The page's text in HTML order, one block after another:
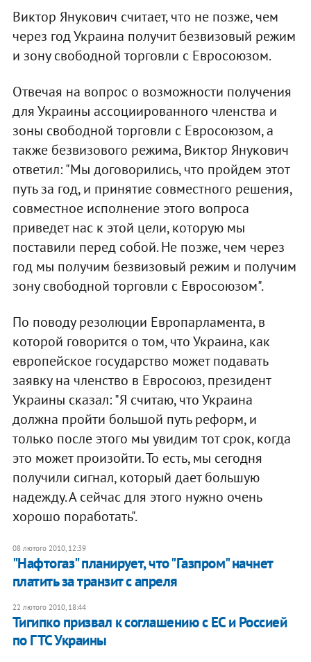
Виктор Янукович считает, что не позже, чем
через год Украина получит безвизовый режим
и зону свободной торговли с Евросоюзом.
Отвечая на вопрос о возможности получения
для Украины ассоциированного членства и
зоны свободной торговли с Евросоюзом, а
также безвизового режима, Виктор Янукович
ответил: "Мы договорились, что пройдем этот
путь за год, и принятие совместного решения,
совместное исполнение этого вопроса
приведет нас к этой цели, которую мы
поставили перед собой. Не позже, чем через
год мы получим безвизовый режим и получим
зону свободной торговли с Евросоюзом".
По поводу резолюции Европарламента, в
которой говорится о том, что Украина, как
европейское государство может подавать
заявку на членство в Евросоюз, президент
Украины сказал: "Я считаю, что Украина
должна пройти большой путь реформ, и
только после этого мы увидим тот срок, когда
это может произойти. То есть, мы сегодня
получили сигнал, который дает большую
надежду. А сейчас для этого нужно очень
хорошо поработать".
08 лютого 2010, 12:39
"Нафтогаз" планирует, что "Газпром" начнет
платить за транзит с апреля
22 лютого 2010, 18:44
Тигипко призвал к соглашению с ЕС и Россией
по ГТС Украины